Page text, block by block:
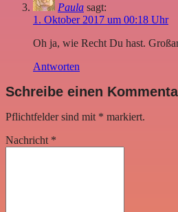
Paula sagt:
1. Oktober 2017 um 00:18 Uhr
Oh ja, wie Recht Du hast.
Antworten
Schreibe einen
Pflichtfelder sind mit * markiert.
Nachricht *